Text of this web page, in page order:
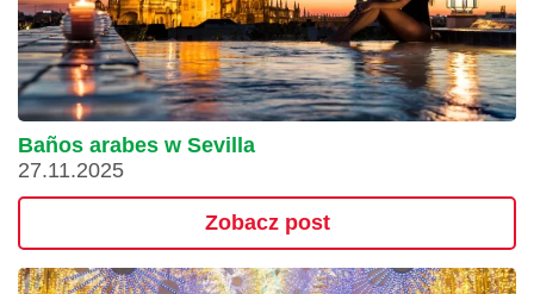
Baños arabes w Sevilla
27.11.2025
Zobacz post